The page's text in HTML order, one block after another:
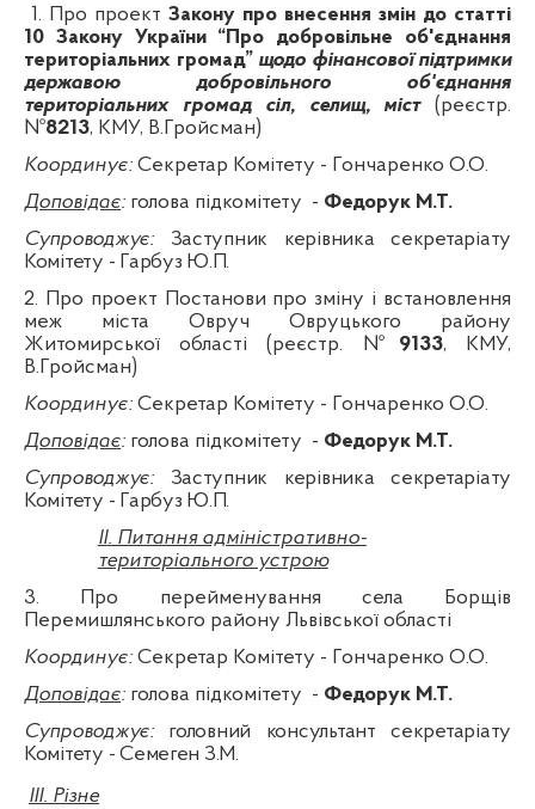
1. Про проект Закону про внесення змін до статті
10 Закону України “Про добровільне об'єднання
територіальних громад” щодо фінансової підтримки
державою добровільного об'єднання
територіальних громад сіл, селищ, міст(реєстр.
№8213, КМУ, В.Гройсман)
Координує: Секретар Комітету - Гончаренко О.О.
Доповідає: голова підкомітету - Федорук М.Т.
Супроводжує: Заступник керівника секретаріату
Комітету - Гарбуз Ю.П.
2. Про проект Постанови про зміну і встановлення
меж міста Овруч Овруцького району
Житомирської області (реєстр. № 9133, КМУ,
В.Гройсман)
Координує: Секретар Комітету - Гончаренко О.О.
Доповідає: голова підкомітету - Федорук М.Т.
Супроводжує: Заступник керівника секретаріату
Комітету - Гарбуз Ю.П.
II. Питання адміністративно-
територіального устрою
3. Про перейменування села Борщів
Перемишлянського району Львівської області
Координує: Секретар Комітету - Гончаренко О.О.
Доповідає: голова підкомітету - Федорук М.Т.
Супроводжує: головний консультант секретаріату
Комітету - Семеген З.М.
III. Різне